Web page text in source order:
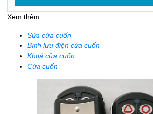
Xem thêm
Sửa cửa cuốn
Bình lưu điện cửa cuốn
Khoá cửa cuốn
Cửa cuốn